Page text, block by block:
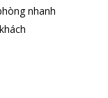
nhanh